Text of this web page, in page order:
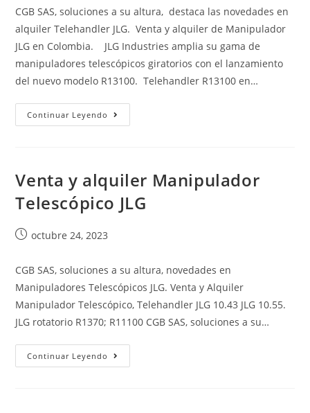
CGB SAS, soluciones a su altura, destaca las novedades en
alquiler Telehandler JLG. Venta y alquiler de Manipulador
JLG en Colombia. JLG Industries amplia su gama de
manipuladores telescópicos giratorios con el lanzamiento
del nuevo modelo R13100. Telehandler R13100 en…
Continuar Leyendo
Venta y alquiler Manipulador
Telescópico JLG
octubre 24, 2023
CGB SAS, soluciones a su altura, novedades en
Manipuladores Telescópicos JLG. Venta y Alquiler
Manipulador Telescópico, Telehandler JLG 10.43 JLG 10.55.
JLG rotatorio R1370; R11100 CGB SAS, soluciones a su…
Continuar Leyendo